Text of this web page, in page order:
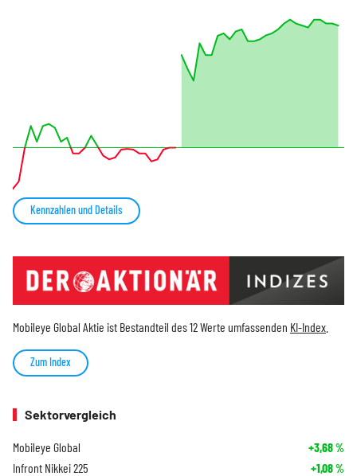
Kennzahlen und Details
Mobileye Global Aktie ist Bestandteil des 12 Werte umfassenden KI-Index
Zum Index
Sektorvergleich
Mobileye Global +3,68%
Infront Nikkei 225 +1,08%